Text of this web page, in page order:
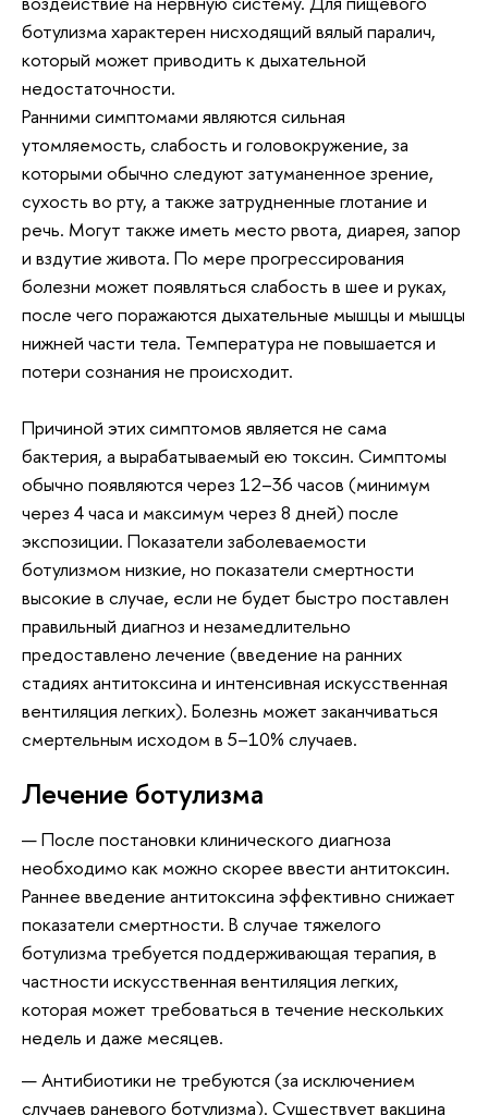
ботулизма характерен нисходящий вялый паралич,
который может приводить к дыхательной
недостаточности.
Ранними симптомами являются сильная
утомляемость, слабость и головокружение, за
которыми обычно следуют затуманенное зрение,
сухость во рту, а также затрудненные глотание и
речь. Могут также иметь место рвота, диарея, запор
и вздутие живота. По мере прогрессирования
болезни может появляться слабость в шее и руках,
после чего поражаются дыхательные мышцы и мышцы
нижней части тела. Температура не повышается и
потери сознания не происходит.
Причиной этих симптомов является не сама
бактерия, а вырабатываемый ею токсин. Симптомы
обычно появляются через 12–36 часов (минимум
через 4 часа и максимум через 8 дней) после
экспозиции. Показатели заболеваемости
ботулизмом низкие, но показатели смертности
высокие в случае, если не будет быстро поставлен
правильный диагноз и незамедлительно
предоставлено лечение (введение на ранних
стадиях антитоксина и интенсивная искусственная
вентиляция легких). Болезнь может заканчиваться
смертельным исходом в 5–10% случаев.
Лечение ботулизма
После постановки клинического диагноза
необходимо как можно скорее ввести антитоксин.
Раннее введение антитоксина эффективно снижает
показатели смертности. В случае тяжелого
ботулизма требуется поддерживающая терапия, в
частности искусственная вентиляция легких,
которая может требоваться в течение нескольких
недель и даже месяцев.
Антибиотики не требуются (за исключением
случаев раневого ботулизма). Существует вакцина